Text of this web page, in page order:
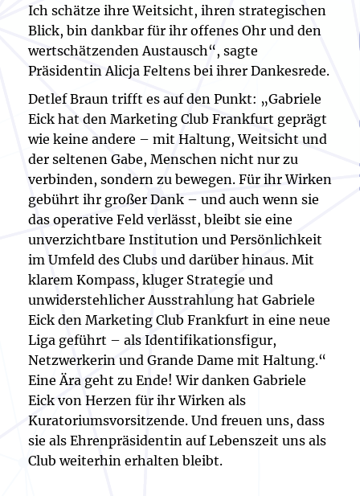
Ich schätze ihre Weitsicht, ihren strategischen
Blick, bin dankbar für ihr offenes Ohr und den
wertschätzenden Austausch“, sagte
Präsidentin Alicja Feltens bei ihrer Dankesrede.
Detlef Braun trifft es auf den Punkt: „Gabriele
Eick hat den Marketing Club Frankfurt geprägt
wie keine andere – mit Haltung, Weitsicht und
der seltenen Gabe, Menschen nicht nur zu
verbinden, sondern zu bewegen. Für ihr Wirken
gebührt ihr großer Dank – und auch wenn sie
das operative Feld verlässt, bleibt sie eine
unverzichtbare Institution und Persönlichkeit
im Umfeld des Clubs und darüber hinaus. Mit
klarem Kompass, kluger Strategie und
unwiderstehlicher Ausstrahlung hat Gabriele
Eick den Marketing Club Frankfurt in eine neue
Liga geführt – als Identifikationsfigur,
Netzwerkerin und Grande Dame mit Haltung.“
Eine Ära geht zu Ende! Wir danken Gabriele
Eick von Herzen für ihr Wirken als
Kuratoriumsvorsitzende. Und freuen uns, dass
sie als Ehrenpräsidentin auf Lebenszeit uns als
Club weiterhin erhalten bleibt.